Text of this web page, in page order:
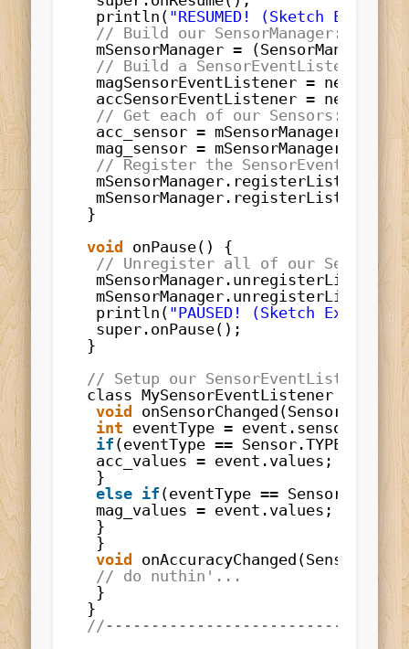
println( "RESUMED! (Sketch
// Build our SensorManager:
mSensorManager =
// Build a SensorEventListener
magSensorEventListener = new
accSensorEventListener = new
// Get each of our Sensors:
acc_sensor =
mag_sensor =
// Register the
}
void
onPause() {
// Unregister all of our
println( "PAUSED! (Sketch
super.onPause();
}
// Setup our SensorEventListener
class MySensorEventListener
void
onSensorChanged(SensorEvent
int eventType =
if (eventType ==
acc_values = event.values;
}
else if (eventType ==
mag_values = event.values;
}
}
void
onAccuracyChanged(Sensor
// do nuthin'...
}
}